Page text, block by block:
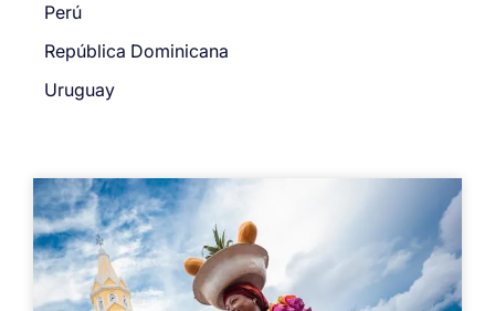
Perú
República Dominicana
Uruguay